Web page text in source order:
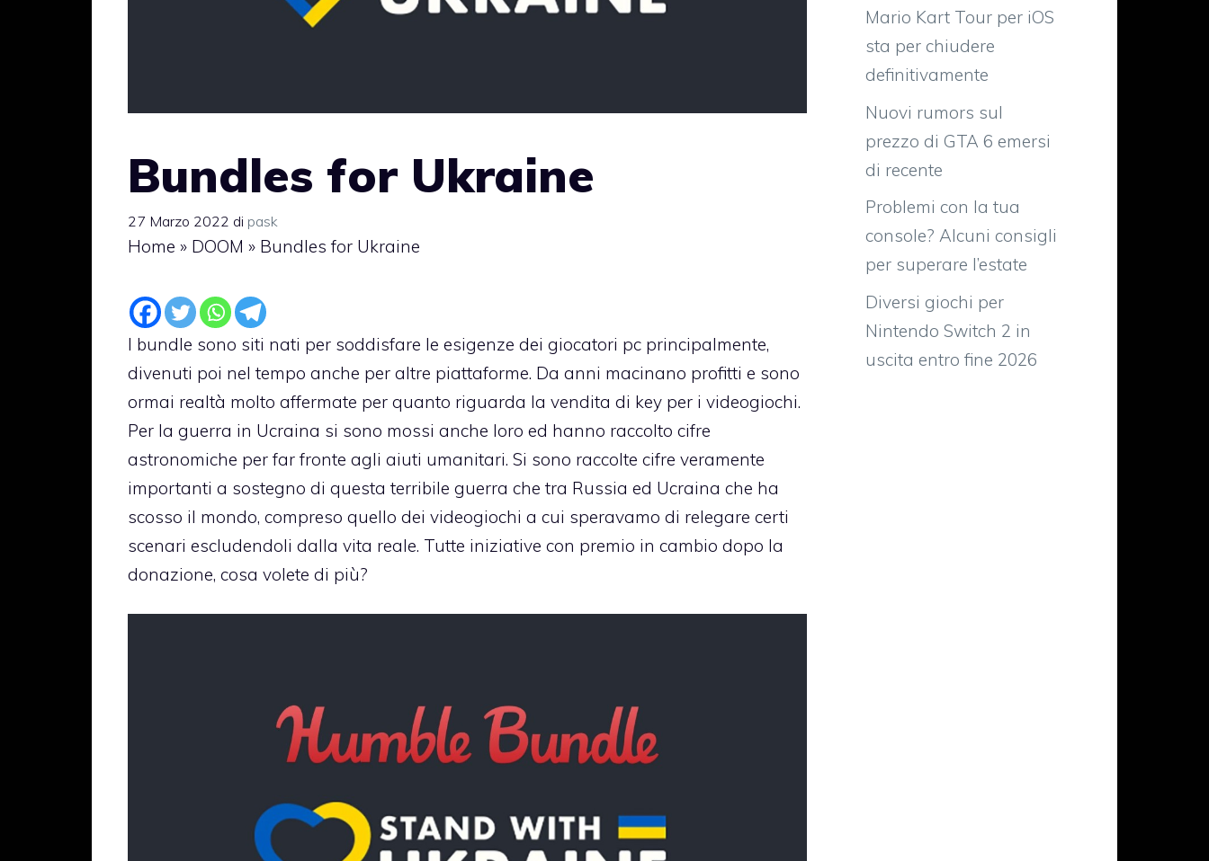
Bundles for Ukraine
27 Marzo 2022 di pask
Home » DOOM » Bundles for Ukraine
I bundle sono siti nati per soddisfare le esigenze dei giocatori pc principalmente,
divenuti poi nel tempo anche per altre piattaforme. Da anni macinano profitti e sono
ormai realtà molto affermate per quanto riguarda la vendita di key per i videogiochi.
Per la guerra in Ucraina si sono mossi anche loro ed hanno raccolto cifre
astronomiche per far fronte agli aiuti umanitari. Si sono raccolte cifre veramente
importanti a sostegno di questa terribile guerra che tra Russia ed Ucraina che ha
scosso il mondo, compreso quello dei videogiochi a cui speravamo di relegare certi
scenari escludendoli dalla vita reale. Tutte iniziative con premio in cambio dopo la
donazione, cosa volete di più?
Mario Kart Tour per iOS
sta per chiudere
definitivamente
Nuovi rumors sul
prezzo di GTA 6 emersi
di recente
Problemi con la tua
console? Alcuni consigli
per superare l’estate
Diversi giochi per
Nintendo Switch 2 in
uscita entro fine 2026